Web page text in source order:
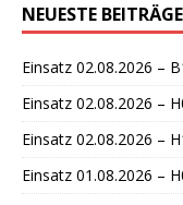
w
e
s
NEUESTE BEITRÄGE
Einsatz 02.08.2026 –
Einsatz 02.08.2026 –
Einsatz 02.08.2026 –
Einsatz 01.08.2026 –